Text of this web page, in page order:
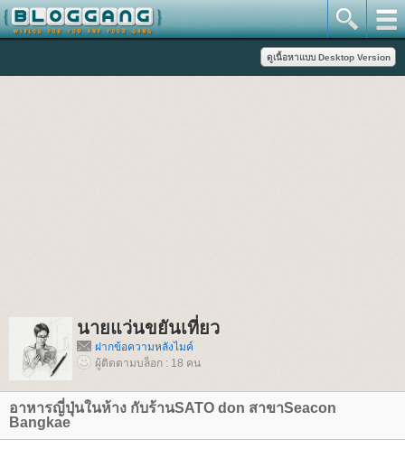
นายแว่นขยันเที่ยว
ฝากข้อความหลังไมค์
ผู้ติดตามบล็อก : 18 คน
อาหารญี่ปุ่นในห้าง กับร้านSATO don สาขาSeacon
Bangkae